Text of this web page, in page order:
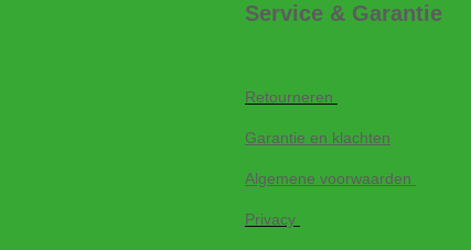
Service & Garantie
Retourneren
Garantie en klachten
Algemene voorwaarden
Privacy